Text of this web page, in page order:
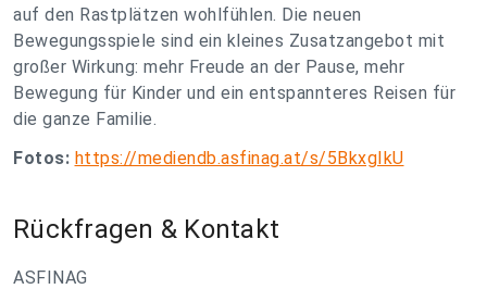
auf den Rastplätzen wohlfühlen. Die neuen
Bewegungsspiele sind ein kleines Zusatzangebot mit
großer Wirkung: mehr Freude an der Pause, mehr
Bewegung für Kinder und ein entspannteres Reisen für
die ganze Familie.
Fotos: https://mediendb.asfinag.at/s/5BkxgIkU
Rückfragen & Kontakt
ASFINAG